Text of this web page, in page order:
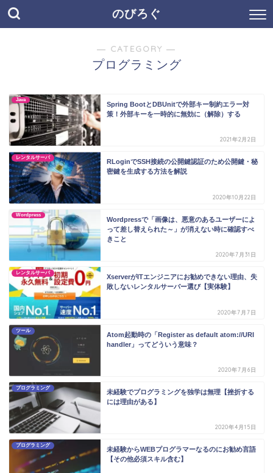
のびろぐ
― CATEGORY ―
プログラミング
Java
Spring BootとDBUnitで外部キー制約エラー対
策！外部キーを一時的に無効に（解除）する
2021年2月2日
レンタルサーバ
RLoginでSSH接続の公開鍵認証のため公開鍵・秘
密鍵を生成する方法を解説
2020年10月22日
Wordpress
Wordpressで「画像は、悪意のあるユーザーによ
って差し替えられた～」が消えない時に確認すべ
きこと
2020年7月31日
レンタルサーバ
XserverがITエンジニアにお勧めできない理由、失
敗しないレンタルサーバー選び【実体験】
2020年7月7日
ツール
Atom起動時の「Register as default atom://URI
handler」ってどういう意味？
2020年7月6日
プログラミング
未経験でプログラミングを独学は無理【挫折する
には理由がある】
2020年4月15日
プログラミング
未経験からWEBプログラマーなるのにお勧め言語
【その他必須スキル含む】